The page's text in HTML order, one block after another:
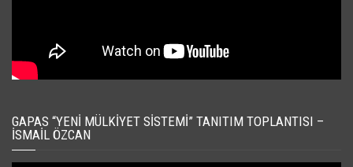
GAPAS “YENI MÜLKIYET SISTEMI” TANITIM TOPLANTISI –
İSMAIL ÖZCAN